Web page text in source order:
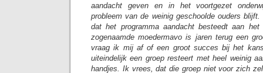
aandacht geven en in het voortgezet
probleem van de weinig geschoolde ouders
dat het programma aandacht besteedt aan het
zogenaamde moedermavo is jaren terug een
vraag ik mij af of een groot succes bij het
uiteindelijk een groep resteert met heel weinig
handjes. Ik vrees, dat die groep niet voor zich